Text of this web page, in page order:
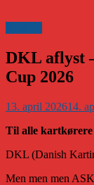
DKL aflyst
Cup 2026
13. april 202614.
Til alle
DKL (Danish
Men men men